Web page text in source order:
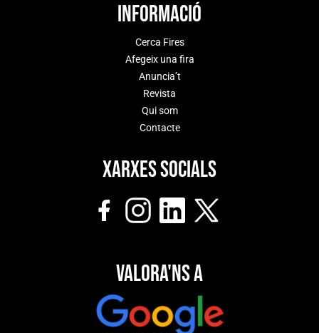
Informació
Cerca Fires
Afegeix una fira
Anuncia’t
Revista
Qui som
Contacte
Xarxes socials
Valora'ns a